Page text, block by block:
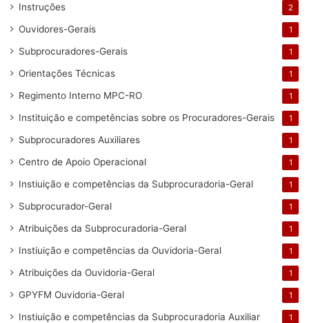
Instruções 2
Ouvidores-Gerais 1
Subprocuradores-Gerais 1
Orientações Técnicas 1
Regimento Interno MPC-RO 1
Instituição e competências sobre os Procuradores-Gerais 1
Subprocuradores Auxiliares 1
Centro de Apoio Operacional 1
Instiuição e competências da Subprocuradoria-Geral 1
Subprocurador-Geral 1
Atribuições da Subprocuradoria-Geral 1
Instiuição e competências da Ouvidoria-Geral 1
Atribuições da Ouvidoria-Geral 1
GPYFM Ouvidoria-Geral 1
Instiuição e competências da Subprocuradoria Auxiliar 1